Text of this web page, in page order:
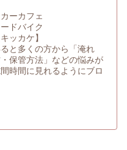
ーカフェ
ドバイク
ッカケ】
と多くの方から「淹れ
保管方法」などの悩みが
時間に見れるようにブロ